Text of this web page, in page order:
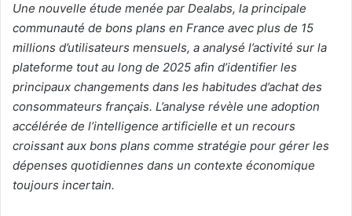
Une nouvelle étude menée par Dealabs, la principale
communauté de bons plans en France avec plus de 15
millions d’utilisateurs mensuels, a analysé l’activité sur la
plateforme tout au long de 2025 afin d’identifier les
principaux changements dans les habitudes d’achat des
consommateurs français. L’analyse révèle une adoption
accélérée de l’intelligence artificielle et un recours
croissant aux bons plans comme stratégie pour gérer les
dépenses quotidiennes dans un contexte économique
toujours incertain.